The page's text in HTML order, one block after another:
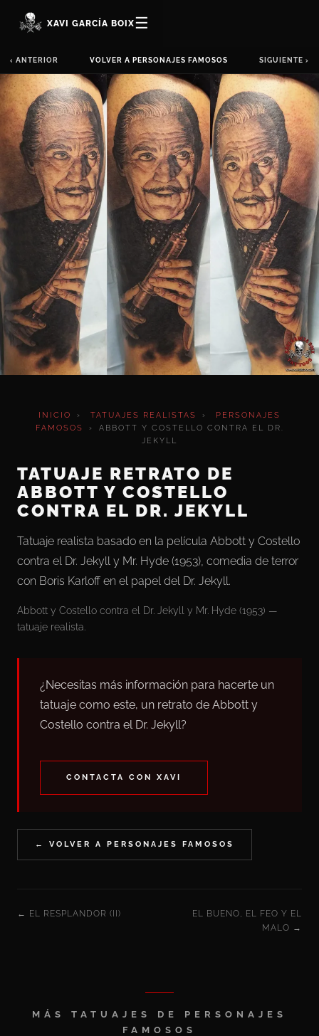
XAVI GARCÍA BOIX☰
‹ ANTERIOR VOLVER A PERSONAJES FAMOSOS SIGUIENTE ›
INICIO › TATUAJES REALISTAS ›
PERSONAJES
FAMOSOS
›
ABBOTT Y COSTELLO CONTRA EL DR.
JEKYLL
TATUAJE RETRATO DE
ABBOTT Y COSTELLO
CONTRA EL DR. JEKYLL
Tatuaje realista basado en la película Abbott y Costello
contra el Dr. Jekyll y Mr. Hyde (1953), comedia de terror
con Boris Karloff en el papel del Dr. Jekyll.
Abbott y Costello contra el Dr. Jekyll y Mr. Hyde (1953) —
tatuaje realista.
¿Necesitas más información para hacerte un
tatuaje como este, un retrato de Abbott y
Costello contra el Dr. Jekyll?
CONTACTA CON XAVI
← VOLVER A PERSONAJES FAMOSOS
← EL RESPLANDOR (II)
EL BUENO, EL FEO Y EL
MALO →
MÁS TATUAJES DE PERSONAJES
FAMOSOS